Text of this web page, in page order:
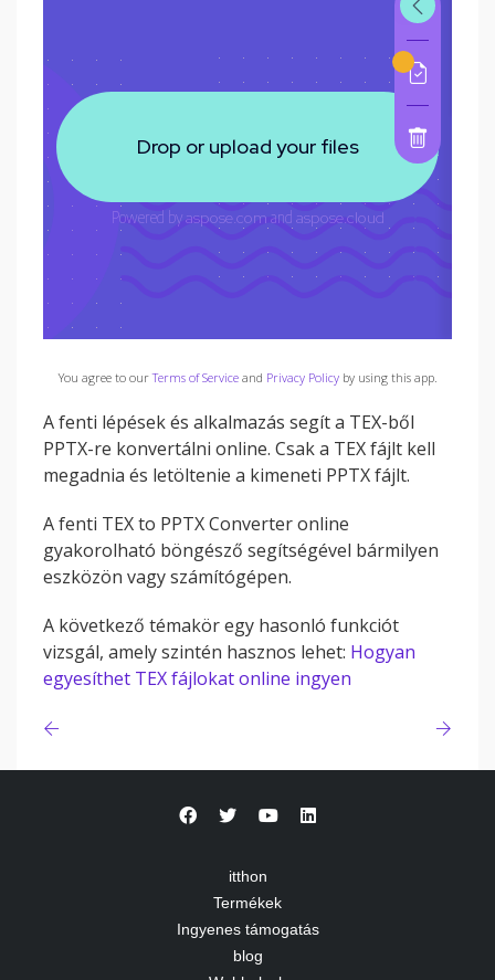
You agree to ourTerms of Serviceand Privacy Policyby using this app.
A fenti lépések és alkalmazás segít a TEX-ből
PPTX-re konvertálni online. Csak a TEX fájlt kell
megadnia és letöltenie a kimeneti PPTX fájlt.
A fenti TEX to PPTX Converter online
gyakorolható böngésző segítségével bármilyen
eszközön vagy számítógépen.
A következő témakör egy hasonló funkciót
vizsgál, amely szintén hasznos lehet: Hogyan
egyesíthet TEX fájlokat online ingyen
itthon
Termékek
Ingyenes támogatás
blog